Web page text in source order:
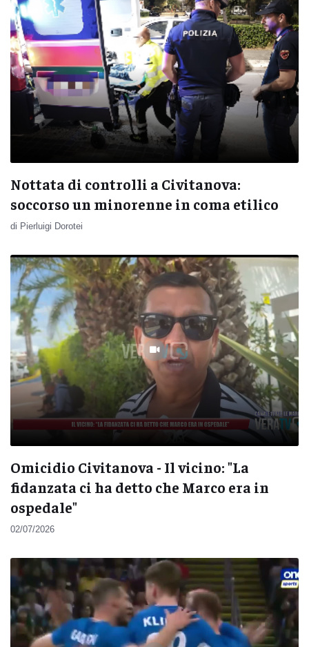
Nottata di controlli a Civitanova:
soccorso un minorenne in coma etilico
di Pierluigi Dorotei
Omicidio Civitanova - Il vicino: "La
fidanzata ci ha detto che Marco era in
ospedale"
02/07/2026